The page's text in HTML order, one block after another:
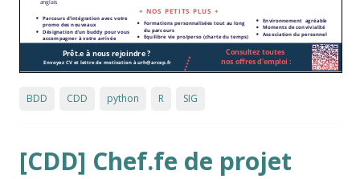
BDD CDD python R SIG
[CDD] Chef.fe de projet